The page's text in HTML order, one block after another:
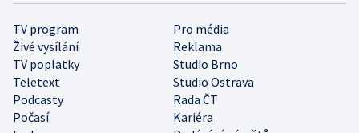
TV program
Pro média
Živé vysílání
Reklama
TV poplatky
Studio Brno
Teletext
Studio Ostrava
Podcasty
Rada ČT
Počasí
Kariéra